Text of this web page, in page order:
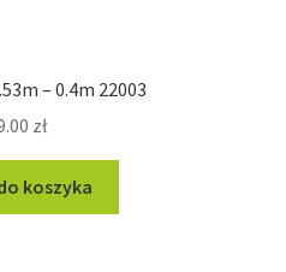
– 0.4m 22003
zł
koszyka